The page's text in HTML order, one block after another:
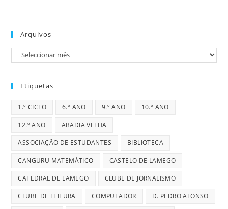
Arquivos
Arquivos
Etiquetas
1.º CICLO 6.º ANO 9.º ANO 10.º ANO
12.º ANO ABADIA VELHA
ASSOCIAÇÃO DE ESTUDANTES BIBLIOTECA
CANGURU MATEMÁTICO CASTELO DE LAMEGO
CATEDRAL DE LAMEGO CLUBE DE JORNALISMO
CLUBE DE LEITURA COMPUTADOR D. PEDRO AFONSO